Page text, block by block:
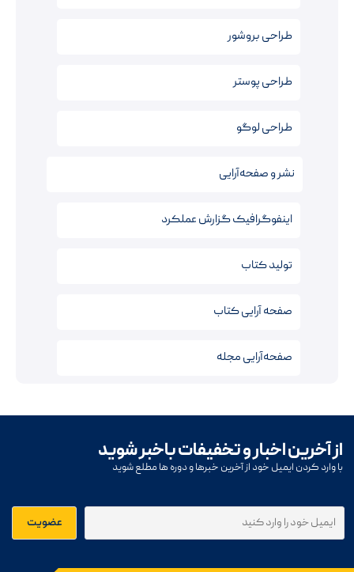
طراحی بروشور
طراحی پوستر
طراحی لوگو
نشر و صفحه‌آرایی
اینفوگرافیک‌ گزارش عملکرد
تولید کتاب
صفحه آرایی کتاب‌
صفحه‌آرایی مجله
از آخرین اخبار و تخفیفات باخبر شوید
با وارد کردن ایمیل خود از آخرین خبرها و دوره ها مطلع شوید